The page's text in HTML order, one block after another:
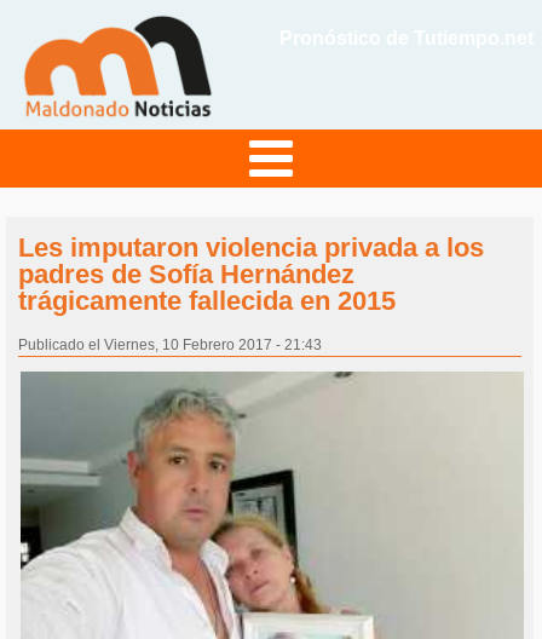
Les imputaron violencia privada a los
padres de Sofía Hernández
trágicamente fallecida en 2015
Publicado el Viernes, 10 Febrero 2017 - 21:43